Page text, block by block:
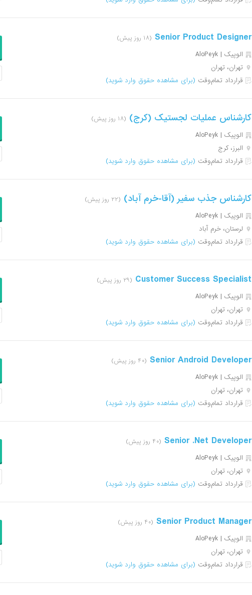
Senior Product Designer (۱۸ روز پیش)
الوپیک | AloPeyk
تهران، تهران
قرارداد تمام‌وقت (برای مشاهده حقوق وارد شوید)
کارشناس عملیات لجستیک (کرج) (۱۸ روز پیش)
الوپیک | AloPeyk
البرز، کرج
قرارداد تمام‌وقت (برای مشاهده حقوق وارد شوید)
کارشناس جذب سفیر (آقا-خرم آباد) (۲۲ روز پیش)
الوپیک | AloPeyk
لرستان، خرم آباد
قرارداد تمام‌وقت (برای مشاهده حقوق وارد شوید)
Customer Success Specialist (۲۹ روز پیش)
الوپیک | AloPeyk
تهران، تهران
قرارداد تمام‌وقت (برای مشاهده حقوق وارد شوید)
Senior Android Developer (۴۰ روز پیش)
الوپیک | AloPeyk
تهران، تهران
قرارداد تمام‌وقت (برای مشاهده حقوق وارد شوید)
Senior .Net Developer (۴۰ روز پیش)
الوپیک | AloPeyk
تهران، تهران
قرارداد تمام‌وقت (برای مشاهده حقوق وارد شوید)
Senior Product Manager (۴۰ روز پیش)
الوپیک | AloPeyk
تهران، تهران
قرارداد تمام‌وقت (برای مشاهده حقوق وارد شوید)